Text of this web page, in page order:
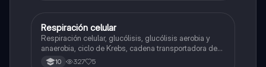
Biologia
Respiración celular
Respiración celular, glucólisis, glucólisis aerobia y
anaerobia, ciclo de Krebs, cadena transportadora de
electrones
10 327 5